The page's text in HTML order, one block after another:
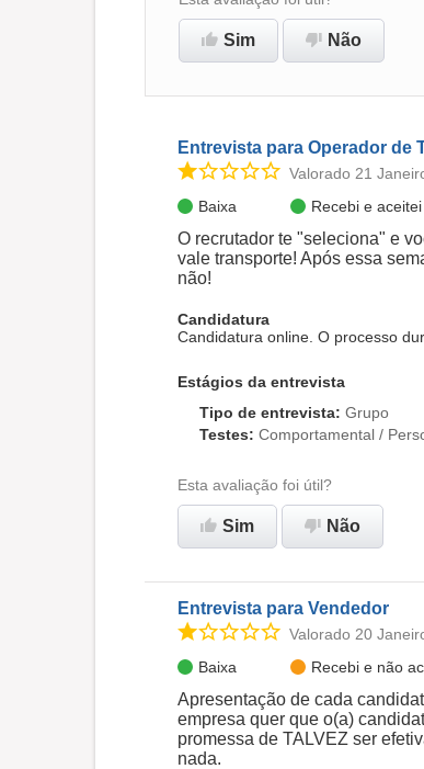
Sim Não
Entrevista para Operador de
Valorado 21
Baixa
Recebi e
O recrutador te "seleciona" e
vale transporte! Após essa
não!
Candidatura
Candidatura online. O processo
Estágios da entrevista
Tipo de entrevista: Grupo
Testes: Comportamental /
Esta avaliação foi útil?
Sim Não
Entrevista para Vendedor
Valorado 20
Baixa
Recebi e não
Apresentação de cada
empresa quer que o(a)
promessa de TALVEZ ser
nada.